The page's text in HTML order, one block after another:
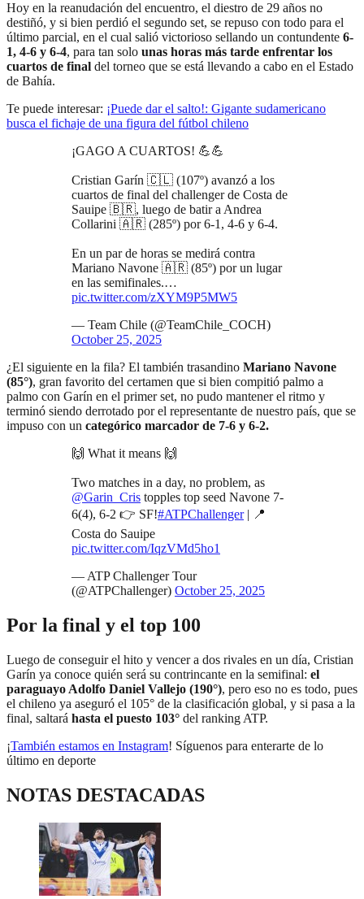
Hoy en la reanudación del encuentro, el diestro de 29 años no
destiñó, y si bien perdió el segundo set, se repuso con todo para el
último parcial, en el cual salió victorioso sellando un contundente 6-
1, 4-6 y 6-4, para tan solo unas horas más tarde enfrentar los
cuartos de final del torneo que se está llevando a cabo en el Estado
de Bahía.
Te puede interesar: ¡Puede dar el salto!: Gigante sudamericano
busca el fichaje de una figura del fútbol chileno
¡GAGO A CUARTOS! 💪💪
Cristian Garín 🇨🇱 (107º) avanzó a los
cuartos de final del challenger de Costa de
Sauipe 🇧🇷, luego de batir a Andrea
Collarini 🇦🇷 (285º) por 6-1, 4-6 y 6-4.
En un par de horas se medirá contra
Mariano Navone 🇦🇷 (85º) por un lugar
en las semifinales.…
pic.twitter.com/zXYM9P5MW5
— Team Chile (@TeamChile_COCH)
October 25, 2025
¿El siguiente en la fila? El también trasandino Mariano Navone
(85°), gran favorito del certamen que si bien compitió palmo a
palmo con Garín en el primer set, no pudo mantener el ritmo y
terminó siendo derrotado por el representante de nuestro país, que se
impuso con un categórico marcador de 7-6 y 6-2.
🙌 What it means 🙌
Two matches in a day, no problem, as
@Garin_Cris topples top seed Navone 7-
6(4), 6-2 👉 SF!#ATPChallenger| 📍
Costa do Sauipe
pic.twitter.com/IqzVMd5ho1
— ATP Challenger Tour
(@ATPChallenger) October 25, 2025
Por la final y el top 100
Luego de conseguir el hito y vencer a dos rivales en un día, Cristian
Garín ya conoce quién será su contrincante en la semifinal: el
paraguayo Adolfo Daniel Vallejo (190°), pero eso no es todo, pues
el chileno ya aseguró el 105° de la clasificación global, y si pasa a la
final, saltará hasta el puesto 103° del ranking ATP.
¡También estamos en Instagram! Síguenos para enterarte de lo
último en deporte
NOTAS DESTACADAS